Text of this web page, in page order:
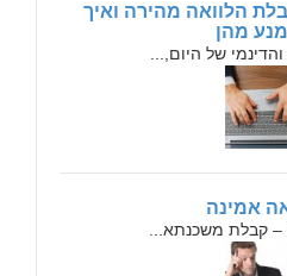
הלוואה מהירה ואיך
מהן
של היום,...
אמינה
– קבלת משכנתא...